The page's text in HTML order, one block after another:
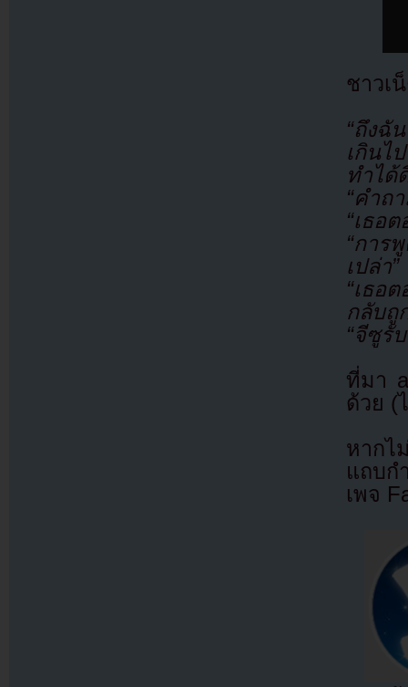
ชาวเ
“ถึงฉั
เกินไ
ทำได้
“คำถ
“เธอ
“การ
เปล่า”
“เธอ
กลับถู
“จีซูรั
ที่มา
ด้วย (
หากไ
แถบก
เพจ